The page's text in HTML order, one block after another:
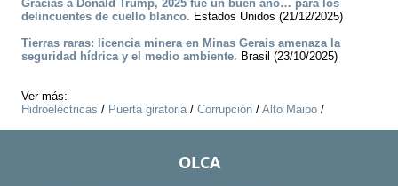
Gracias a Donald Trump, 2025 fue un buen año… para los
delincuentes de cuello blanco. Estados Unidos (21/12/2025)
Tierras raras: licencia minera en Minas Gerais amenaza la
seguridad hídrica y el medio ambiente. Brasil (23/10/2025)
Ver más:
Hidroeléctricas / Puerta giratoria/ Corrupción / Alto Maipo /
OLCA